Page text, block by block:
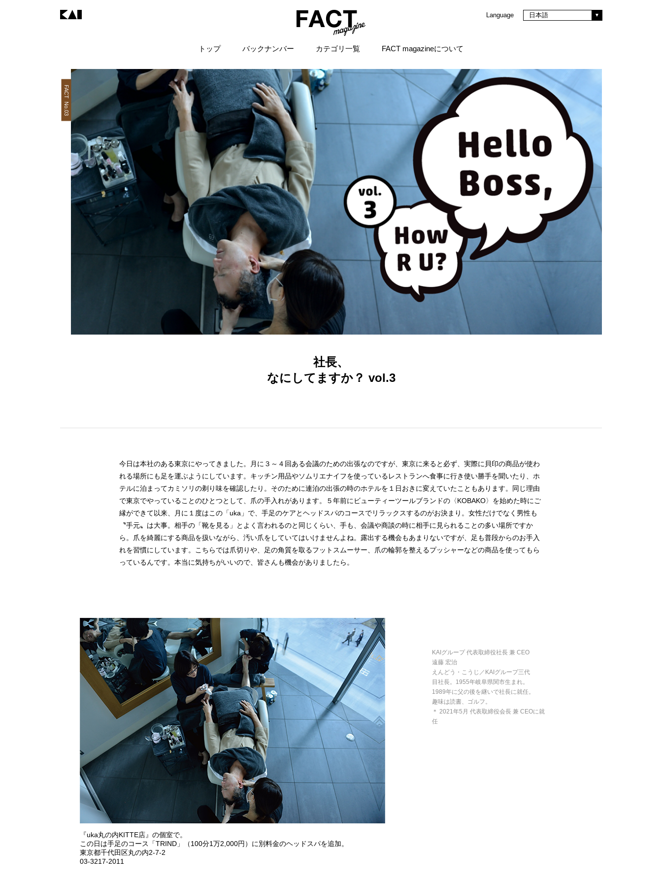
Language 日本語
トップ バックナンバー カテゴリ一覧 FACT magazineについて
FACT No.03
社長、
なにしてますか？ vol.3
今日は本社のある東京にやってきました。月に３～４回ある会議のための出張なのですが、東京に来ると必ず、実際に貝印の商品が使わ
れる場所にも足を運ぶようにしています。キッチン用品やソムリエナイフを使っているレストランへ食事に行き使い勝手を聞いたり、ホ
テルに泊まってカミソリの剃り味を確認したり。そのために連泊の出張の時のホテルを１日おきに変えていたこともあります。同じ理由
で東京でやっていることのひとつとして、爪の手入れがあります。５年前にビューティーツールブランドの〈KOBAKO〉を始めた時にご
縁ができて以来、月に１度はこの「uka」で、手足のケアとヘッドスパのコースでリラックスするのがお決まり。女性だけでなく男性も
〝手元〟は大事。相手の「靴を見る」とよく言われるのと同じくらい、手も、会議や商談の時に相手に見られることの多い場所ですか
ら。爪を綺麗にする商品を扱いながら、汚い爪をしていてはいけませんよね。露出する機会もあまりないですが、足も普段からのお手入
れを習慣にしています。こちらでは爪切りや、足の角質を取るフットスムーサー、爪の輪郭を整えるプッシャーなどの商品を使ってもら
っているんです。本当に気持ちがいいので、皆さんも機会がありましたら。
『uka丸の内KITTE店』の個室で。
この日は手足のコース「TRIND」（100分1万2,000円）に別料金のヘッドスパを追加。
東京都千代田区丸の内2-7-2
03-3217-2011
KAIグループ 代表取締役社長 兼 CEO
遠藤 宏治
えんどう・こうじ／KAIグループ三代
目社長。1955年岐阜県関市生まれ。
1989年に父の後を継いで社長に就任。
趣味は読書、ゴルフ。
＊ 2021年5月 代表取締役会長 兼 CEOに就
任